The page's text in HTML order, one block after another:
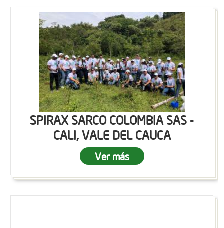
SPIRAX SARCO COLOMBIA SAS -
CALI, VALE DEL CAUCA
Ver más